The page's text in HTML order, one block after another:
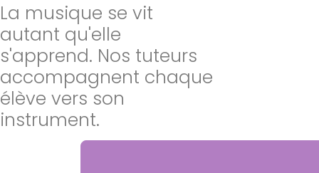
La musique se vit
autant qu'elle
s'apprend. Nos tuteurs
accompagnent chaque
élève vers son
instrument.